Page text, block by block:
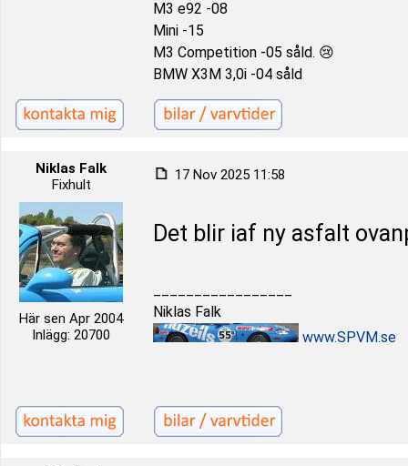
M3 e92 -08
Mini -15
M3 Competition -05 såld. 😢
BMW X3M 3,0i -04 såld
Niklas Falk
Fixhult
Här sen Apr 2004
Inlägg: 20700
17 Nov 2025 11:58
Det blir iaf ny asfalt
Niklas Falk
www.SPVM.se